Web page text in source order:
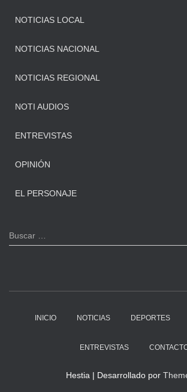
NOTICIAS LOCAL
NOTICIAS NACIONAL
NOTICIAS REGIONAL
NOTI AUDIOS
ENTREVISTAS
OPINIÓN
EL PERSONAJE
B
u
Buscar …
INICIO NOTICIAS DEPORTES
ENTREVISTAS
Hestia | Desarrollado por